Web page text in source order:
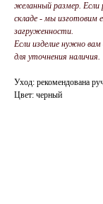
желанный размер.
складе - мы изготовим
загруженности.
Если изделие нужно
для уточнения наличия.
Уход: рекомендована
Цвет: черный